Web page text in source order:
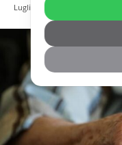
Luglio 31, 2025